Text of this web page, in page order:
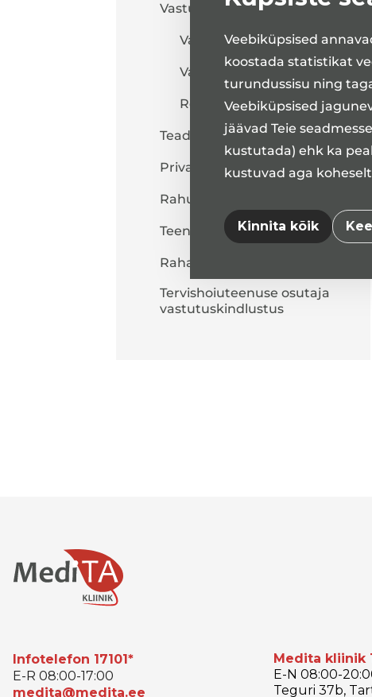
Veebiküpsised
koostada statistikat
turundussisu ning
Veebiküpsised
jäävad Teie
kustutada) ehk ka
kustuvad aga
Kinnita kõik
Vastuvõtu info
Vastuvõtt Tartus
Vastuvõtt Tallinnas
Registreeri vastuvõtule
Teadusuuringud
Privaatsuspoliitika
Rahulolu-uuringud
Teenuste maksumus
Rahastatud projektid
Tervishoiuteenuse osutaja
vastutuskindlustus
Infotelefon 17101*
E-R 08:00-17:00
medita@medita.ee
Medita kliinik
E-N 08:00-
Teguri 37b,